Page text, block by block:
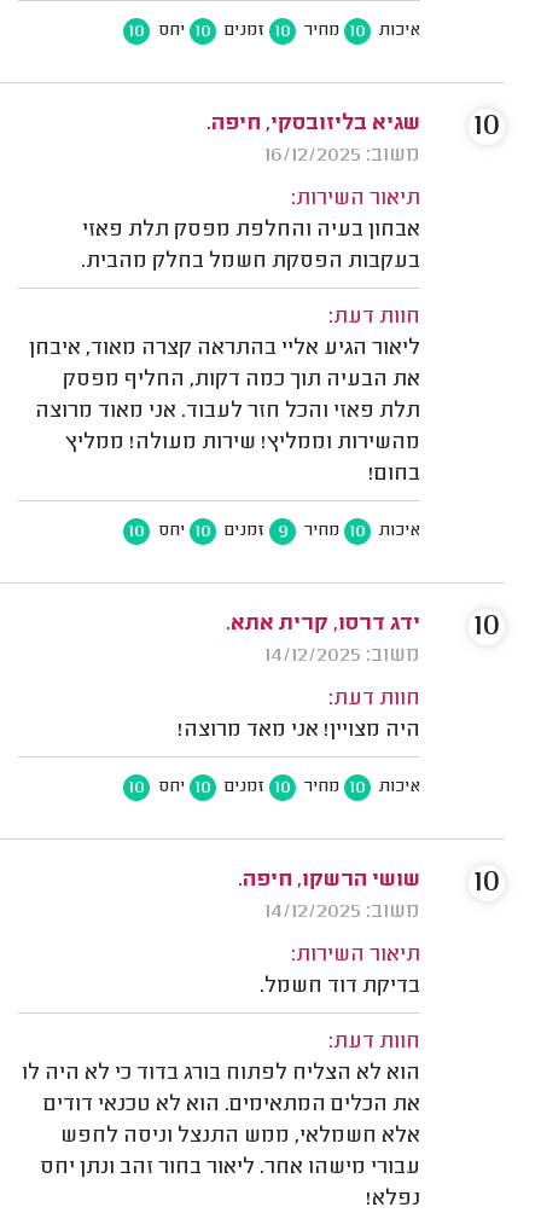
איכות 10 מחיר 10 זמנים 10 יחס 10
שגיא בליזובסקי, חיפה.
משוב: 16/12/2025
תיאור השירות:
אבחון בעיה והחלפת מפסק תלת פאזי
בעקבות הפסקת חשמל בחלק מהבית.
חוות דעת:
ליאור הגיע אליי בהתראה קצרה מאוד, איבחן
את הבעיה תוך כמה דקות, החליף מפסק
תלת פאזי והכל חזר לעבוד. אני מאוד מרוצה
מהשירות וממליץ! שירות מעולה! ממליץ
בחום!
איכות 10 מחיר 9 זמנים 10 יחס 10
10
ידג דרסו, קרית אתא.
משוב: 14/12/2025
חוות דעת:
היה מצויין! אני מאד מרוצה!
איכות 10 מחיר 10 זמנים 10 יחס 10
10
שושי הרשקו, חיפה.
משוב: 14/12/2025
תיאור השירות:
בדיקת דוד חשמל.
חוות דעת:
הוא לא הצליח לפתוח בורג בדוד כי לא היה לו
את הכלים המתאימים. הוא לא טכנאי דודים
אלא חשמלאי, ממש התנצל וניסה לחפש
עבורי מישהו אחר. ליאור בחור זהב ונתן יחס
נפלא!
10